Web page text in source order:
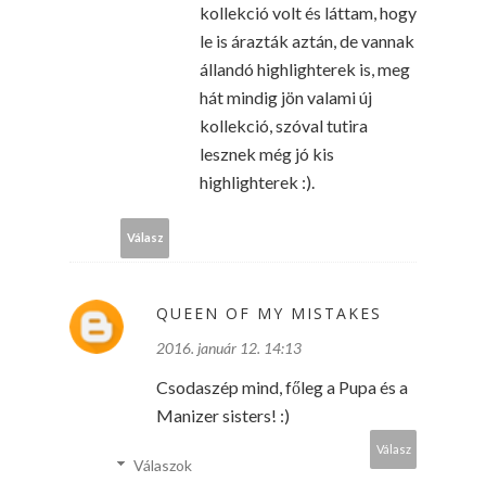
kollekció volt és láttam, hogy
le is árazták aztán, de vannak
állandó highlighterek is, meg
hát mindig jön valami új
kollekció, szóval tutira
lesznek még jó kis
highlighterek :).
Válasz
QUEEN OF MY MISTAKES
2016. január 12. 14:13
Csodaszép mind, főleg a Pupa és a
Manizer sisters! :)
Válasz
Válaszok